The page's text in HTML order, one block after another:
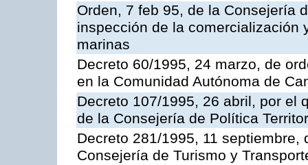
Orden, 7 feb 95, de la Consejería
inspección de la comercialización
marinas
Decreto 60/1995, 24 marzo, de
en la Comunidad Autónoma de
Decreto 107/1995, 26 abril, por el
de la Consejería de Política
Decreto 281/1995, 11
Consejería de Turismo y